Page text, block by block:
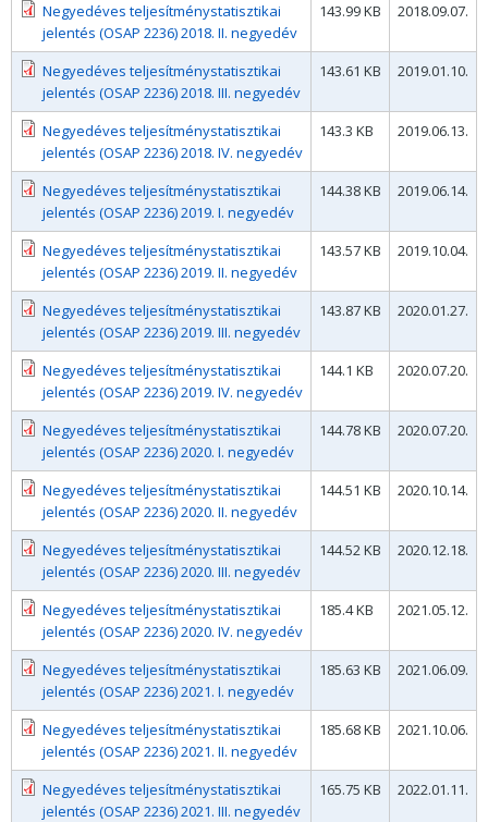
Negyedéves teljesítménystatisztikai
jelentés (OSAP 2236) 2018. II. negyedév
143.99 KB 2018.09.07.
Negyedéves teljesítménystatisztikai
jelentés (OSAP 2236) 2018. III. negyedév
143.61 KB 2019.01.10.
Negyedéves teljesítménystatisztikai
jelentés (OSAP 2236) 2018. IV. negyedév
143.3 KB 2019.06.13.
Negyedéves teljesítménystatisztikai
jelentés (OSAP 2236) 2019. I. negyedév
144.38 KB 2019.06.14.
Negyedéves teljesítménystatisztikai
jelentés (OSAP 2236) 2019. II. negyedév
143.57 KB 2019.10.04.
Negyedéves teljesítménystatisztikai
jelentés (OSAP 2236) 2019. III. negyedév
143.87 KB 2020.01.27.
Negyedéves teljesítménystatisztikai
jelentés (OSAP 2236) 2019. IV. negyedév
144.1 KB 2020.07.20.
Negyedéves teljesítménystatisztikai
jelentés (OSAP 2236) 2020. I. negyedév
144.78 KB 2020.07.20.
Negyedéves teljesítménystatisztikai
jelentés (OSAP 2236) 2020. II. negyedév
144.51 KB 2020.10.14.
Negyedéves teljesítménystatisztikai
jelentés (OSAP 2236) 2020. III. negyedév
144.52 KB 2020.12.18.
Negyedéves teljesítménystatisztikai
jelentés (OSAP 2236) 2020. IV. negyedév
185.4 KB 2021.05.12.
Negyedéves teljesítménystatisztikai
jelentés (OSAP 2236) 2021. I. negyedév
185.63 KB 2021.06.09.
Negyedéves teljesítménystatisztikai
jelentés (OSAP 2236) 2021. II. negyedév
185.68 KB 2021.10.06.
Negyedéves teljesítménystatisztikai
jelentés (OSAP 2236) 2021. III. negyedév
165.75 KB 2022.01.11.